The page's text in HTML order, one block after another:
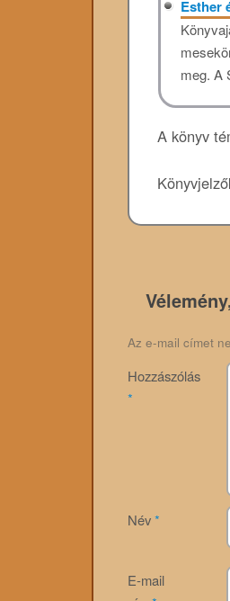
Esther
meg. A
A könyv
Az e-mail címet
Hozzászólás
*
Név*
E-mail